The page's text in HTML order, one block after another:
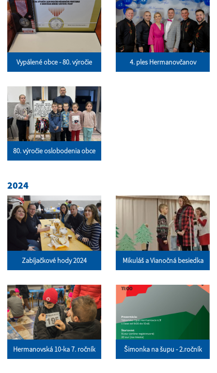
Vypálené obce - 80. výročie 4. ples Hermanovčanov
80. výročie oslobodenia obce
2024
Zabíjačkové hody 2024 Mikuláš a Vianočná besiedka
Hermanovská 10-ka 7. ročník Šimonka na šupu - 2.ročník